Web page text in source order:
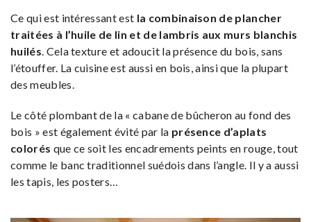
Ce qui est intéressant est la combinaison de plancher
traitées à l’huile de lin et de lambris aux murs blanchis
huilés. Cela texture et adoucit la présence du bois, sans
l’étouffer. La cuisine est aussi en bois, ainsi que la plupart
des meubles.
Le côté plombant de la « cabane de bûcheron au fond des
bois » est également évité par la présence d’aplats
colorés que ce soit les encadrements peints en rouge, tout
comme le banc traditionnel suédois dans l’angle. Il y a aussi
les tapis, les posters…